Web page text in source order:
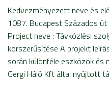
Kedvezményezett neve és
1087. Budapest Százados
Project neve : Távközlési
korszerűsítése A projekt
során különféle eszközök és
Gergi Háló Kft által nyújtott